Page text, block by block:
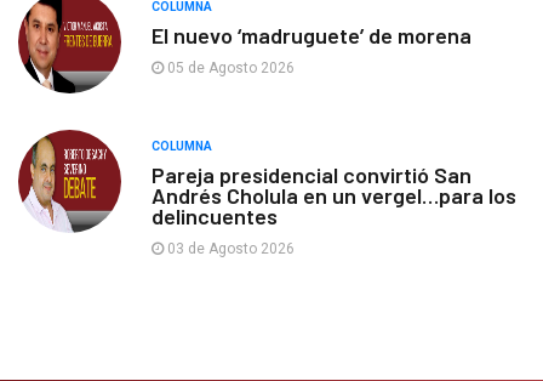
COLUMNA
El nuevo ‘madruguete’ de morena
05 de Agosto 2026
COLUMNA
Pareja presidencial convirtió San
Andrés Cholula en un vergel…para los
delincuentes
03 de Agosto 2026